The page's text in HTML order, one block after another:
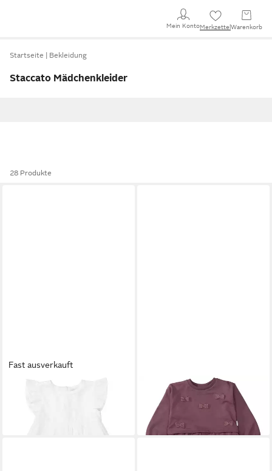
Mein KontoMerkzettel Warenkorb
Startseite Bekleidung
Staccato Mädchenkleider
28 Produkte
Fast ausverkauft
A-Linien-Kleid
STACCATO
Sommerkleid
39,99 €